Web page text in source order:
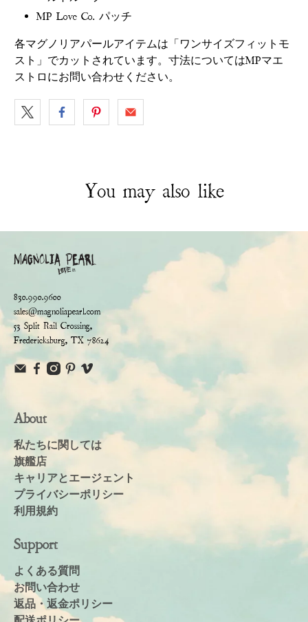
MP Love Co. パッチ
各マグノリアパールアイテムは「ワンサイズフィットモ
スト」でカットされています。寸法についてはMPマエ
ストロにお問い合わせください。
You may also like
830.990.9600
sales@magnoliapearl.com
53 Split Rail Crossing,
Fredericksburg, TX 78624
About
私たちに関しては
旗艦店
キャリアとエージェント
プライバシーポリシー
利用規約
Support
よくある質問
お問い合わせ
返品・返金ポリシー